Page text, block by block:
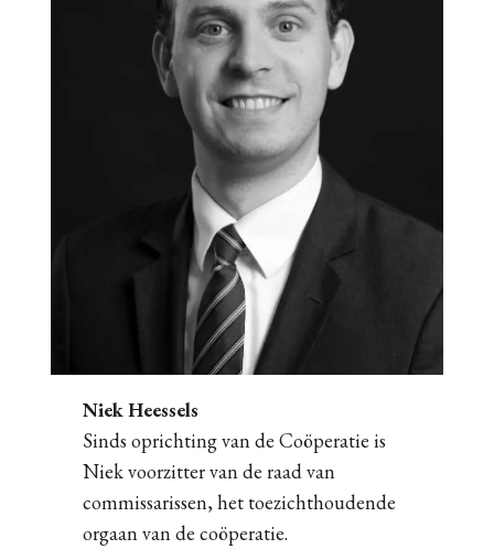
Niek Heessels
Sinds oprichting van de Coöperatie is
Niek voorzitter van de raad van
commissarissen, het toezichthoudende
orgaan van de coöperatie.